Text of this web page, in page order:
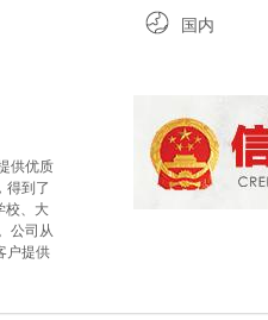
供优质
得到了
校、大
公司从
户提供
国内